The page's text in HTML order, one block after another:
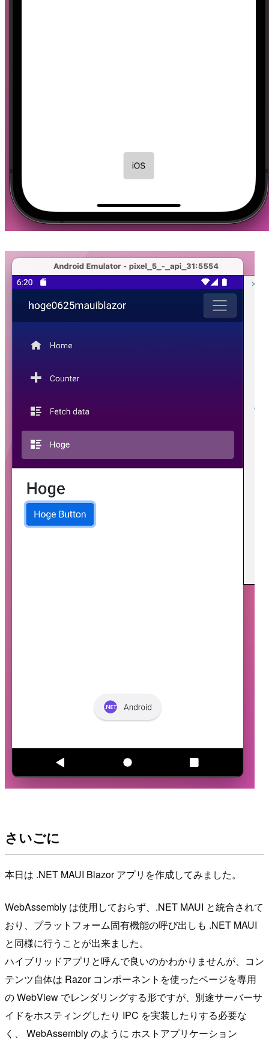
さいごに
本日は .NET MAUI Blazor アプリを作成してみました。
WebAssembly は使用しておらず、.NET MAUI と統合されて
おり、プラットフォーム固有機能の呼び出しも .NET MAUI
と同様に行うことが出来ました。
ハイブリッドアプリと呼んで良いのかわかりませんが、コン
テンツ自体は Razor コンポーネントを使ったページを専用
の WebView でレンダリングする形ですが、別途サーバーサ
イドをホスティングしたり IPC を実装したりする必要な
く、 WebAssembly のように ホストアプリケーション